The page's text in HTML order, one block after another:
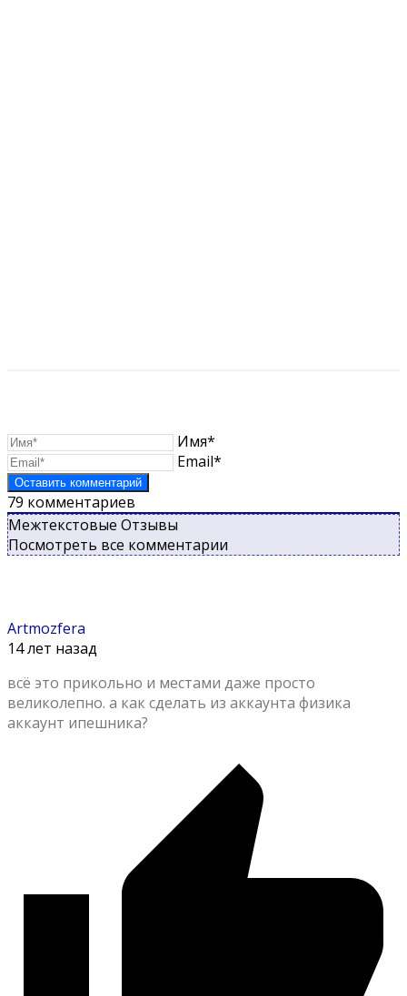
Имя*
Email*
79 комментариев
Межтекстовые Отзывы
Посмотреть все комментарии
Artmozfera
14 лет назад
всё это прикольно и местами даже просто
великолепно. а как сделать из аккаунта физика
аккаунт ипешника?